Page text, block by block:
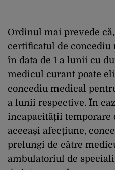
Ordinul mai prevede
certificatul de concediu
în data de 1 a lunii cu
medicul curant poate
concediu medical
a lunii respective. În
incapacității temporare
aceeași afecțiune,
prelungi de către
ambulatoriul de